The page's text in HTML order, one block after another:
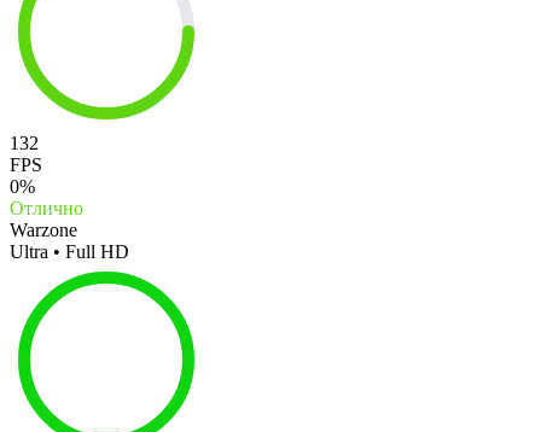
132
FPS
0%
Отлично
Warzone
Ultra • Full HD